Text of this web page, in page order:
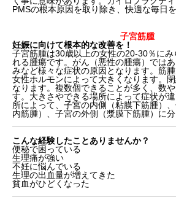
PMSの根本原因を取り除き、快適な毎日
子宮筋腫
妊娠に向けて根本的な改善を！
子宮筋腫は30歳以上の女性の20-30％にみ
れる腫瘍です。がん（悪性の腫瘍）では
みなど様々な症状の原因となります。筋
女性ホルモンによって大きくなります。
なります。複数個できることが多く、数
す。大きさやできる場所によって症状が
所によって、子宮の内側（粘膜下筋腫）
内筋腫）、子宮の外側（漿膜下筋腫）に分
こんな経験したことありませんか？
便秘で困っている
生理痛が強い
不妊に悩んでいる
生理の出血量が増えてきた
貧血がひどくなった